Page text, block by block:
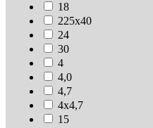
18
225х40
24
30
4
4,0
4,7
4х4,7
15